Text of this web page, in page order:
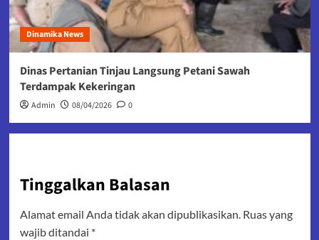
Dinamika News
Dinas Pertanian Tinjau Langsung Petani Sawah
Terdampak Kekeringan
Admin 08/04/2026 0
Tinggalkan Balasan
Alamat email Anda tidak akan dipublikasikan. Ruas yang
wajib ditandai *